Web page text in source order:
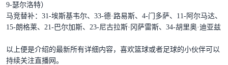
9-瑟尔洛特）
马竞替补：31-埃斯基韦尔、33-德·路易斯、4-门多萨、11-阿尔马达、
15-朗格莱、21-巴尔加斯、23-尼古拉斯·冈萨雷斯、34-胡里奥·迪亚兹
以上便是介绍的最新所有详细内容，喜欢篮球或者足球的小伙伴可以
持续关注直播网。